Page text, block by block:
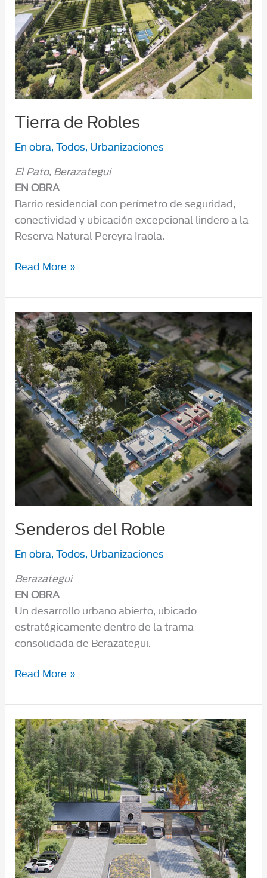
Tierra de Robles
En obra, Todos, Urbanizaciones
El Pato, Berazategui
EN OBRA
Barrio residencial con perímetro de seguridad,
conectividad y ubicación excepcional lindero a la
Reserva Natural Pereyra Iraola.
Tierra
Robles
Read More »
Senderos del Roble
En obra, Todos, Urbanizaciones
Berazategui
EN OBRA
Un desarrollo urbano abierto, ubicado
estratégicamente dentro de la trama
consolidada de Berazategui.
Senderos
Roble
Read More »